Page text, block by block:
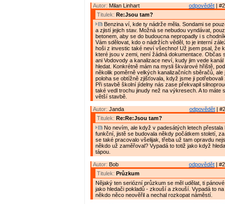
odpovědět |
Autor: Milan Linhart
Titulek: Re:Jsou tam?
Benzina ví, kde ty nádrže měla. Sondami se
a zjistí jejich stav. Možná se nebudou vyndávat,
betonem, aby se do budoucna nepropadly i s
Vám sdělovat, kdo o nádržích věděl, to je interní
hoši z investic také neví všechno! Už jsem psal, že
které jsou v zemi, není žádná dokumentace. Občas
ani Vodovody a kanalizace neví, kudy jim vede kanál
hledat. Konkrétně mám na mysli škvárové hřiště,
několik poměrně velkých kanalizačních sběračů, ale
poloha se obtížně zjišťovala, když jsme ji potřebovali
Při stavbě školní jídelny nás zase překvapil
také vedl trochu jinudy než na výkresech. A to máte
větší stavbě.
odpovědět |
Autor: Janda
Titulek: Re:Re:Jsou tam?
No nevím, ale když v padesátých letech přestala
funkční, jistě se budovala někdy počátkem století,
se také pracovalo všelijak, třeba už tam opravdu
někdo už zaměřoval? Vypadá to totiž jako když
tápou.
odpovědět |
Autor: Bob
Titulek: Průzkum
Nějaký ten seriózní průzkum se měl udělat, ti
jako hledači pokladů - zkouší a zkouší. Vypadá to
někdo něco neověřil a nechal rozkopat náměstí.